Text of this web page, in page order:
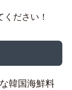
ださい！
韓国海鮮料